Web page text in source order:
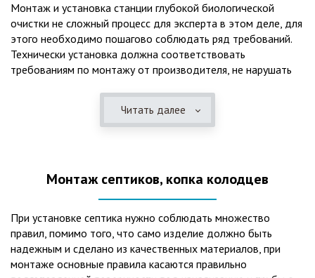
Монтаж и установка станции глубокой биологической
очистки не сложный процесс для эксперта в этом деле, для
этого необходимо пошагово соблюдать ряд требований.
Технически установка должна соответствовать
требованиям по монтажу от производителя, не нарушать
представления о требованиях ПУЭ, ведь не качественный
монтаж может привезти не только к выходу из строя
вод – самый эффективный способ из всех существующих
оборудования вода может применяться для хозяйственных
нужд и полива огорода, а остатки ила при чистке могут
стать эффективным удобрением. Нет необходимости
тратить средства на ассенизаторскую машину. Системы
Читать далее
Монтаж септиков, копка колодцев
При установке септика нужно соблюдать множество
правил, помимо того, что само изделие должно быть
надежным и сделано из качественных материалов, при
монтаже основные правила касаются правильно